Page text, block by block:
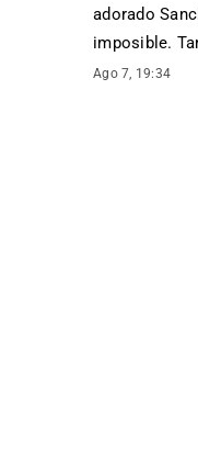
adorado
imposible.
Ago 7, 19:34